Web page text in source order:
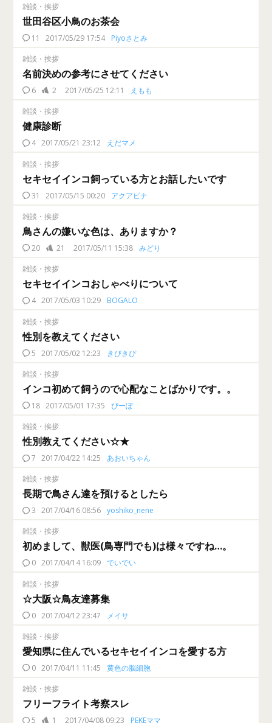
雑談・挨拶
世田谷区小鳥のお茶会
11 2017/05/29 17:54 Piyoさとみ
雑談・挨拶
名前決めの参考にさせてください
6 2 2017/05/25 12:11 えもも
雑談・挨拶
健康診断
4 2017/05/21 23:12 えだマメ
雑談・挨拶
セキセイインコ飼っている方とお話したいです
31 2017/05/15 00:20 アクアピナ
雑談・挨拶
鳥さんの嫌いな色は、ありますか？
20 21 2017/05/11 15:38 みどり
雑談・挨拶
セキセイインコおしゃべりについて
4 2017/05/03 10:29 BOGALO
雑談・挨拶
性別を教えてください
5 2017/05/02 12:23 きぴきぴ
雑談・挨拶
インコ初めて飼うので心配なことばかりです。。
18 2017/05/01 17:35 ぴーぽ
雑談・挨拶
性別教えてください☆★
7 2017/04/22 14:25 あおいちゃん
雑談・挨拶
長期で鳥さん達を預けるとしたら
3 2017/04/16 08:56 yoshiko_nene
雑談・挨拶
初めまして、獣医(鳥専門でも)は様々ですね…。
0 2017/04/14 16:09 でいでい
雑談・挨拶
☆大阪☆鳥友達募集
0 2017/04/12 23:47 メイサ
雑談・挨拶
愛知県に住んでいるセキセイインコを愛する方
0 2017/04/11 11:45 黄色の脳細胞
雑談・挨拶
フリーフライト考察スレ
5 1 2017/04/08 09:23 PEKEママ